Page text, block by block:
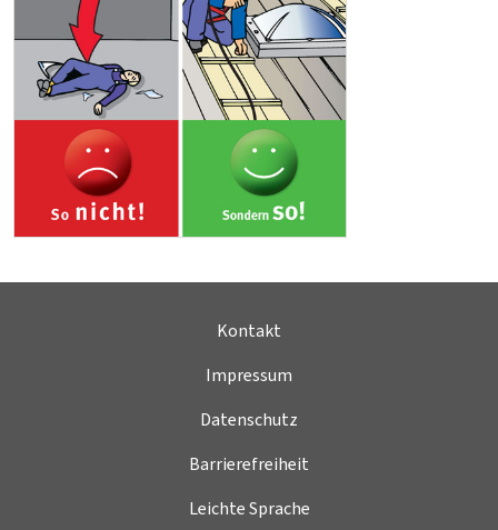
Kontakt
Impressum
Datenschutz
Barrierefreiheit
Leichte Sprache